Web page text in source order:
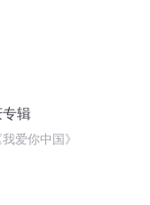
辑
我爱你中国》